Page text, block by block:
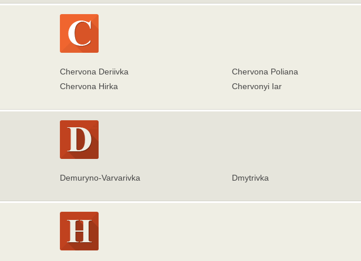
Chervona Deriivka
Chervona Hirka
Chervona Poliana
Chervonyi Iar
Demuryno-Varvarivka Dmytrivka